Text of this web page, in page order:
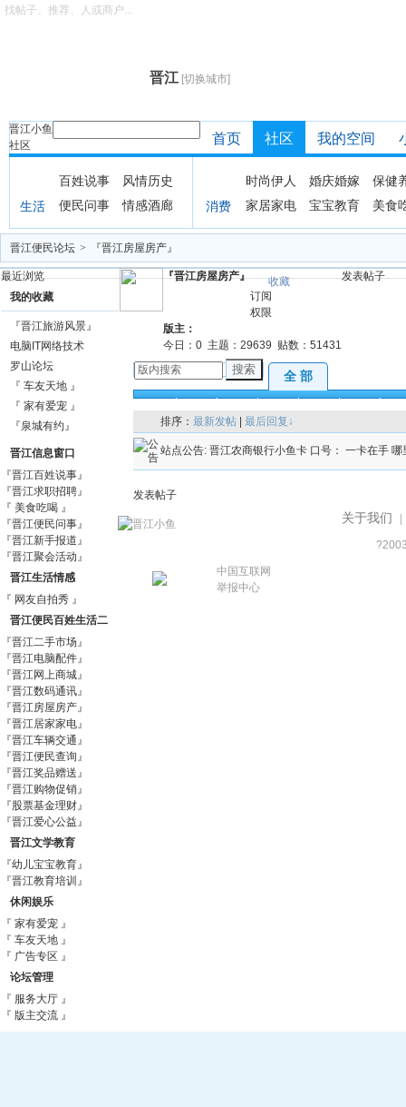
晋江 [切换城市]
晋江小鱼
社区
找帖子、推荐、人或商户...
首页 社区 我的空间
生活
百姓说事
风情历史
便民问事
情感酒廊 消费
时尚伊人 婚庆婚嫁
保健
家居家电
宝宝教育 美食
晋江便民论坛 > 『晋江房屋房产』
最近浏览
我的收藏
『晋江旅游风景』
电脑IT网络技术
罗山论坛
『 车友天地 』
『 家有爱宠 』
『泉城有约』
晋江信息窗口
『晋江百姓说事』
『晋江求职招聘』
『 美食吃喝 』
『晋江便民问事』
『晋江新手报道』
『晋江聚会活动』
晋江生活情感
『 网友自拍秀 』
晋江便民百姓生活二
手信息市场
『晋江二手市场』
『晋江电脑配件』
『晋江网上商城』
『晋江数码通讯』
『晋江房屋房产』
『晋江居家家电』
『晋江车辆交通』
『晋江便民查询』
『晋江奖品赠送』
『晋江购物促销』
『股票基金理财』
『晋江爱心公益』
晋江文学教育
『幼儿宝宝教育』
『晋江教育培训』
休闲娱乐
『 家有爱宠 』
『 车友天地 』
『 广告专区 』
论坛管理
『 服务大厅 』
『 版主交流 』
『晋江房屋房产』
收藏
订阅
权限
版主：
今日： 0 主题： 29639 贴数： 51431
发表帖子
搜索 全 部
排序： 最新发帖 最后回复↓
站点公告: 晋江农商银行小鱼卡 口号： 一卡在手
发表帖子
关于我们
中国互联网
举报中心